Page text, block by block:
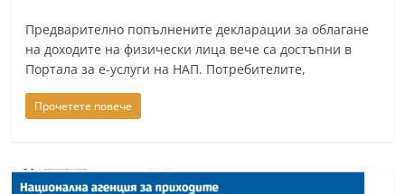
о
б
л
а
С
Предварително попълнените декларации за облагане
на доходите на физически лица вече са достъпни в
Портала за е-услуги на НАП. Потребителите,
Прочетете повече